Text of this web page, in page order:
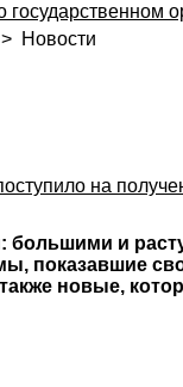
> Новости
на
и
показавшие
новые,